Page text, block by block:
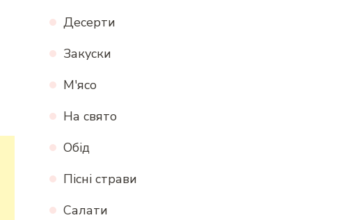
Десерти
Закуски
М'ясо
На свято
Обід
Пісні страви
Салати